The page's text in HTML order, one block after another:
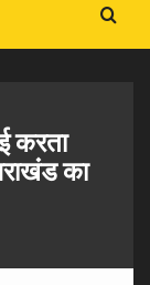
करता
का